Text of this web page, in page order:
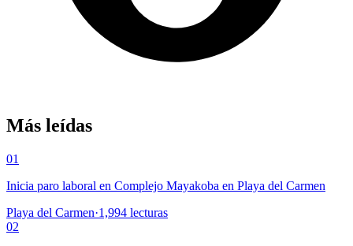
Más leídas
01
Inicia paro laboral en Complejo Mayakoba en Playa del Carmen
Playa del Carmen·1,994 lecturas
02